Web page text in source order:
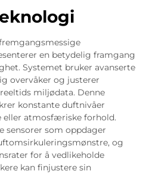
en betydelig framgang
Systemet bruker avanserte
overvåker og justerer
miljødata. Denne
konstante duftnivåer
eller atmosfæriske forhold.
sensorer som oppdager
og
for å vedlikeholde
kan finjustere sin